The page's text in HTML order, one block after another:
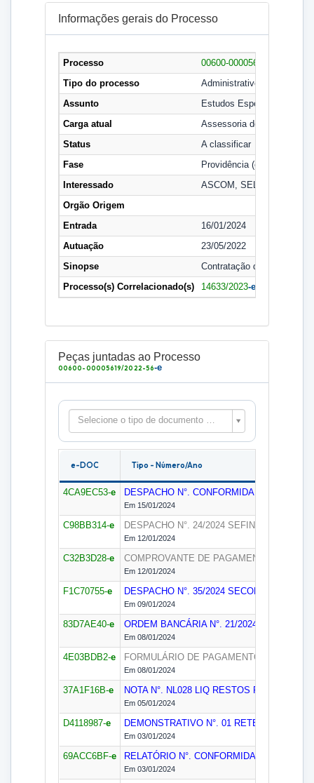
Informações gerais do Processo
Processo 00600-00005619/2022-56
Tipo do processo
Administrativo
Assunto
Estudos Especiais
Carga atual
Assessoria de
Status
A classificar
Fase
Providência (execução,
Interessado
ASCOM, SELIC
Orgão Origem
Entrada
16/01/2024
Autuação
23/05/2022
Sinopse
Contratação de empresa
Processo(s) Correlacionado(s)
14633/2023-e
Peças juntadas ao Processo
00600-00005619/2022-56-e
Selecione o tipo de documento para filtrar as peças
e-DOC Tipo - Número/Ano
4CA9EC53-e DESPACHO N°. CONFORMIDADE
Em 15/01/2024
C98BB314-e DESPACHO N°. 24/2024 SEFIN
Em 12/01/2024
C32B3D28-e COMPROVANTE DE PAGAMENTO N°. 21/
Em 12/01/2024
F1C70755-e DESPACHO N°. 35/2024 SECOF
Em 09/01/2024
83D7AE40-e ORDEM BANCÁRIA N°. 21/2024
Em 08/01/2024
4E03BDB2-e FORMULÁRIO DE PAGAMENTO N°. 21/2024
Em 08/01/2024
37A1F16B-e NOTA N°. NL028 LIQ RESTOS PGR DEZ/
Em 05/01/2024
D4118987-e DEMONSTRATIVO N°. 01 RETENÇÃO DE
Em 03/01/2024
69ACC6BF-e RELATÓRIO N°. CONFORMIDADE DE
Em 03/01/2024